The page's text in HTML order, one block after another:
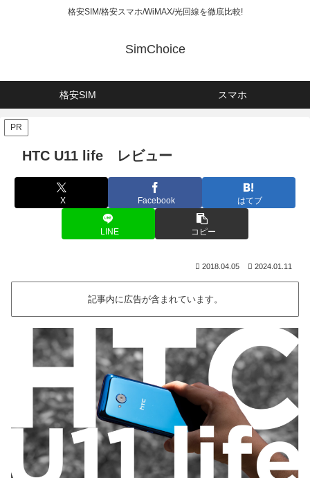
格安SIM/格安スマホ/WiMAX/光回線を徹底比較!
SimChoice
格安SIM スマホ
PR
HTC U11 life レビュー
X Facebook はてブ
LINE コピー
2018.04.05 2024.01.11
記事内に広告が含まれています。